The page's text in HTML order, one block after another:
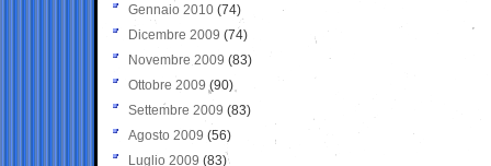
Gennaio 2010 (74)
Dicembre 2009 (74)
Novembre 2009 (83)
Ottobre 2009 (90)
Settembre 2009 (83)
Agosto 2009 (56)
Luglio 2009 (83)